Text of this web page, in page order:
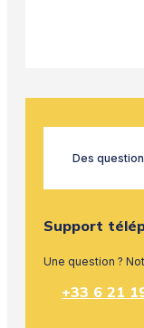
Des
Support
Une question ?
+33 6 21